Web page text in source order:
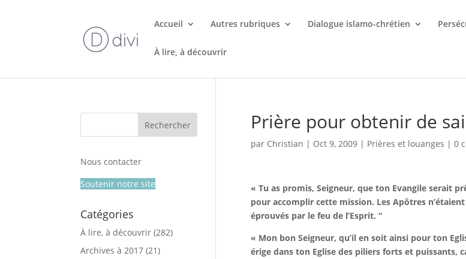
Accueil Autres rubriques Dialogue islamo-chrétien
À lire, à découvrir
Prière pour obtenir de
par Christian | Oct 9, 2009| Prières et louanges | 0
« Tu as promis, Seigneur, que ton Evangile serait
pour accomplir cette mission. Les Apôtres
éprouvés par le feu de l’Esprit. “
« Mon bon Seigneur, qu’il en soit ainsi pour ton
érige dans ton Eglise des piliers forts et puissants,
Nous contacter
Soutenir notre site
Catégories
À lire, à découvrir (282)
Archives à 2017 (21)